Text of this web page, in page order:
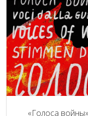
«Голоса